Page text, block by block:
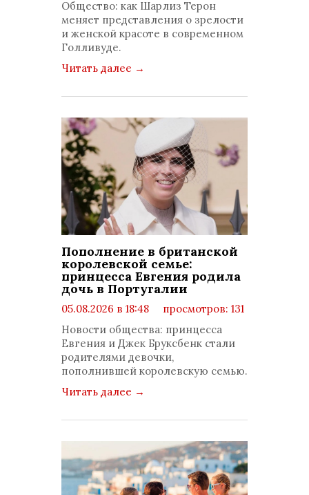
Общество: как Шарлиз Терон
меняет представления о зрелости
и женской красоте в современном
Голливуде.
Читать далее →
Пополнение в британской
королевской семье:
принцесса Евгения родила
дочь в Португалии
05.08.2026 в 18:48
просмотров: 131
комментариев: 0
Новости общества: принцесса
Евгения и Джек Бруксбенк стали
родителями девочки,
пополнившей королевскую семью.
Читать далее →